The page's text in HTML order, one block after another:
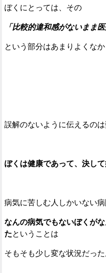
ぼくにとっては、その
「比較的違和感がないまま
という部分はあまりよくな
誤解のないように伝えるの
ぼくは健康であって、決し
病気に苦しむ人しかいない病
なんの病気でもないぼくが
たということは
そもそも少し変な状況だっ